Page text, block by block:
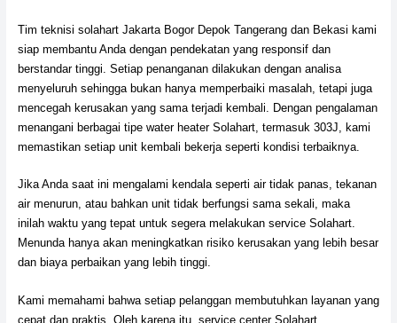
Tim teknisi solahart Jakarta Bogor Depok Tangerang dan Bekasi kami
siap membantu Anda dengan pendekatan yang responsif dan
berstandar tinggi. Setiap penanganan dilakukan dengan analisa
menyeluruh sehingga bukan hanya memperbaiki masalah, tetapi juga
mencegah kerusakan yang sama terjadi kembali. Dengan pengalaman
menangani berbagai tipe water heater Solahart, termasuk 303J, kami
memastikan setiap unit kembali bekerja seperti kondisi terbaiknya.
Jika Anda saat ini mengalami kendala seperti air tidak panas, tekanan
air menurun, atau bahkan unit tidak berfungsi sama sekali, maka
inilah waktu yang tepat untuk segera melakukan service Solahart.
Menunda hanya akan meningkatkan risiko kerusakan yang lebih besar
dan biaya perbaikan yang lebih tinggi.
Kami memahami bahwa setiap pelanggan membutuhkan layanan yang
cepat dan praktis. Oleh karena itu, service center Solahart